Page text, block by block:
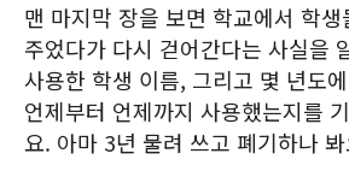
맨 마지막 장을 보면 학교에서 학
주었다가 다시 걷어간다는 사실을
사용한 학생 이름, 그리고 몇 년도
언제부터 언제까지 사용했는지를
요. 아마 3년 물려 쓰고 폐기하나